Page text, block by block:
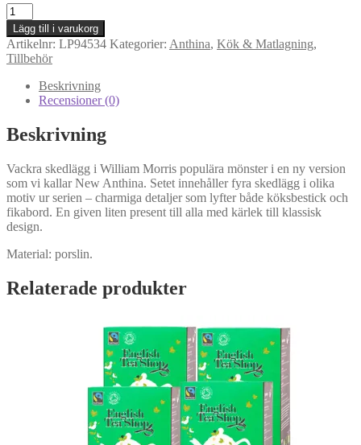
William
Morris
New
Anthina
skedlägg
mängd
Lägg till i varukorg
Artikelnr: LP94534 Kategorier: Anthina, Kök & Matlagning,
Tillbehör
Beskrivning
Recensioner (0)
Beskrivning
Vackra skedlägg i William Morris populära mönster i en ny version
som vi kallar New Anthina. Setet innehåller fyra skedlägg i olika
motiv ur serien – charmiga detaljer som lyfter både köksbestick och
fikabord. En given liten present till alla med kärlek till klassisk
design.
Material: porslin.
Relaterade produkter